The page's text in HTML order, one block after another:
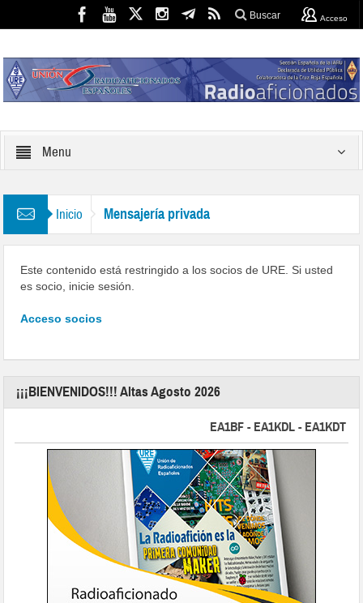
Buscar Acceso
Menu
Inicio Mensajería privada
Este contenido está restringido a los socios de URE. Si usted
es socio, inicie sesión.
Acceso socios
¡¡¡BIENVENIDOS!!! Altas Agosto 2026
EA1BF - EA1KDL - EA1KDT -